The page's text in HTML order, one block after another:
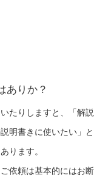
ありか？
たりしますと、「解
明書きに使いたい」
ります。
依頼は基本的にはお